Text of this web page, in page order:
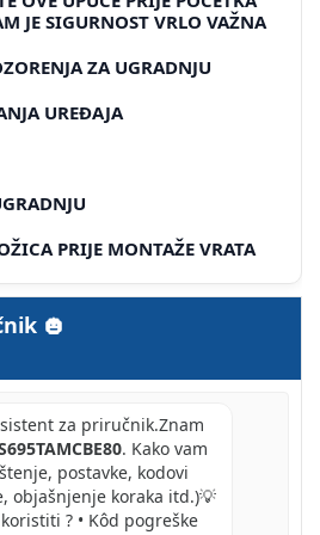
JE SIGURNOST VRLO VAŽNA
ZA UGRADNJU
UREĐAJA
PRIJE MONTAŽE VRATA
VISINE PERILICE RUBLJA
ZA UGRADNJU NA
ZA UGRADNJU
ZA UGRADNJU
za priručnik.Znam
. Kako vam
postavke, kodovi
objašnjenje koraka itd.)💡
koristiti ? • Kôd pogreške